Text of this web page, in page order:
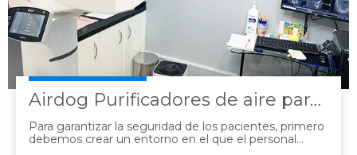
Airdog Purificadores de aire para hospitales
Para garantizar la seguridad de los pacientes, primero
debemos crear un entorno en el que el personal